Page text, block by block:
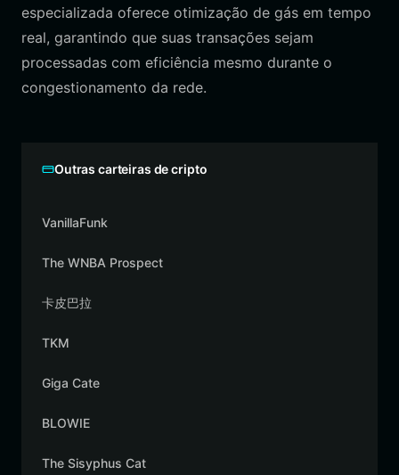
especializada oferece otimização de gás em tempo
real, garantindo que suas transações sejam
processadas com eficiência mesmo durante o
congestionamento da rede.
Outras carteiras de cripto
VanillaFunk
The WNBA Prospect
卡皮巴拉
TKM
Giga Cate
BLOWIE
The Sisyphus Cat